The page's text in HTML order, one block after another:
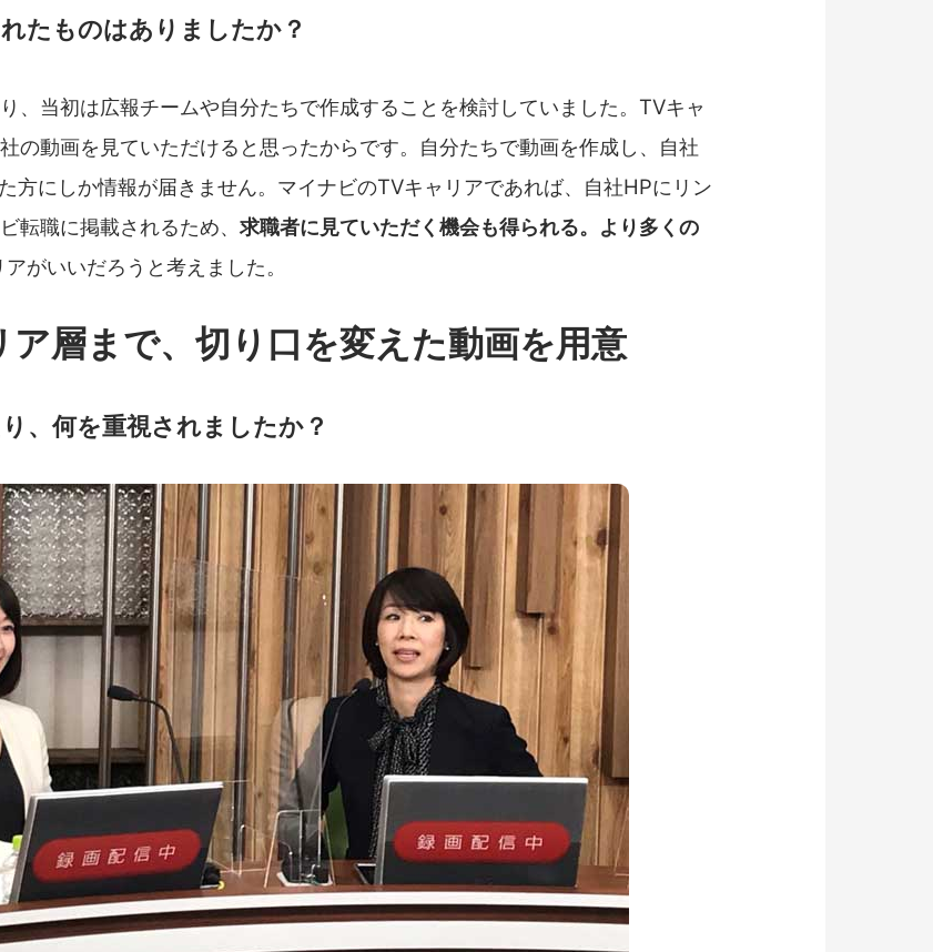
たものはありましたか？
、当初は広報チームや自分たちで作成することを検討していました。TVキャ
の動画を見ていただけると思ったからです。自分たちで動画を作成し、自社
方にしか情報が届きません。マイナビのTVキャリアであれば、自社HPにリン
転職に掲載されるため、 求職者に見ていただく機会も得られる。より多くの
がいいだろうと考えました。
層まで、切り口を変えた動画を用意
、何を重視されましたか？